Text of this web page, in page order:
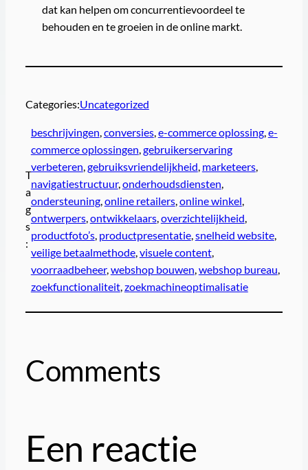
dat kan helpen om concurrentievoordeel te
behouden en te groeien in de online markt.
Categories:Uncategorized
T
a
g
s
:
beschrijvingen conversies, e-commerce oplossing, e-
commerce oplossingen gebruikerservaring
verbeteren gebruiksvriendelijkheid marketeers
navigatiestructuur, onderhoudsdiensten
ondersteuning, online retailers, online winkel
ontwerpers, ontwikkelaars, overzichtelijkheid
productfoto’s, productpresentatie, snelheid website
veilige betaalmethode, visuele content
voorraadbeheer, webshop bouwen webshop bureau
zoekfunctionaliteit, zoekmachineoptimalisatie
Comments
Een reactie